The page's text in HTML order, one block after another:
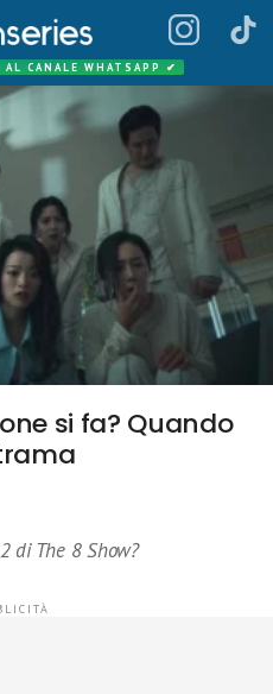
CANALE WHATSAPP ✔
si fa? Quando
di The 8 Show?